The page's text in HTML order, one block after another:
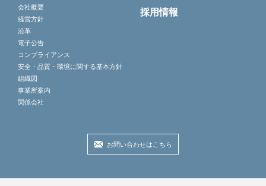
会社概要
経営方針
沿革
電子公告
コンプライアンス
安全・品質・環境に関する基本方針
組織図
事業所案内
関係会社
採用情報
お問い合わせはこちら